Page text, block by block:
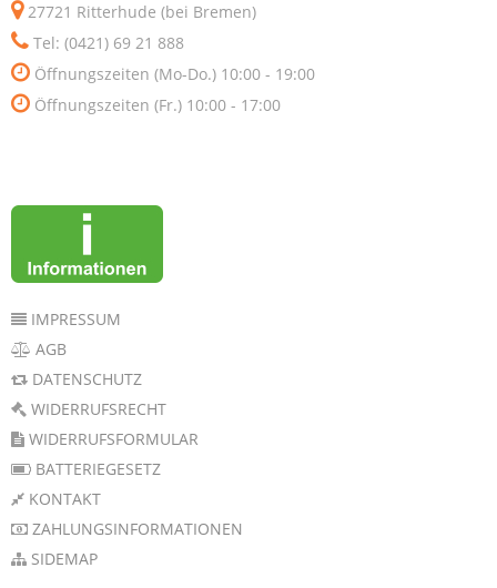
27721 Ritterhude (bei Bremen)
Tel: (0421) 69 21 888
Öffnungszeiten (Mo-Do.) 10:00 - 19:00
Öffnungszeiten (Fr.) 10:00 - 17:00
IMPRESSUM
AGB
DATENSCHUTZ
WIDERRUFSRECHT
WIDERRUFSFORMULAR
BATTERIEGESETZ
KONTAKT
ZAHLUNGSINFORMATIONEN
SIDEMAP